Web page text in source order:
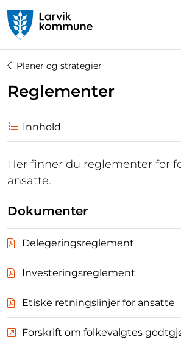
Planer og strategier
Reglementer
Innhold
Her finner du reglementer for
ansatte.
Dokumenter
Delegeringsreglement
Investeringsreglement
Etiske retningslinjer for ansatte
Forskrift om folkevalgtes